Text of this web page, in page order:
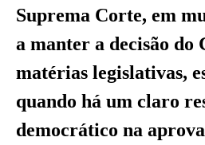
Suprema Corte, em
a manter a decisão do
matérias legislativas,
quando há um claro
democrático na